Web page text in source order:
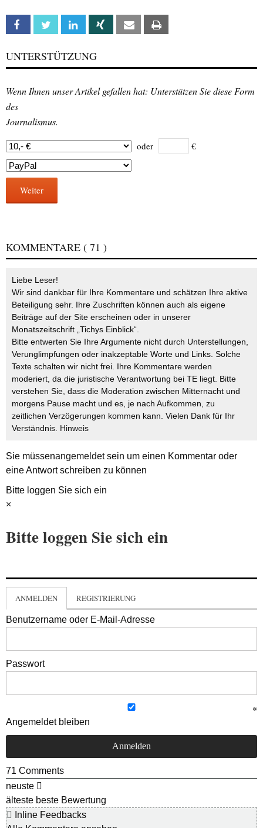
Facebook Twitter Linkedin Xing Email
UNTERSTÜTZUNG
Wenn Ihnen unser Artikel gefallen hat: Unterstützen Sie diese Form
des
Journalismus.
oder €
Weiter
KOMMENTARE ( 71 )
Liebe Leser!
Wir sind dankbar für Ihre Kommentare und schätzen Ihre aktive
Beteiligung sehr. Ihre Zuschriften können auch als eigene
Beiträge auf der Site erscheinen oder in unserer
Monatszeitschrift „Tichys Einblick“.
Bitte entwerten Sie Ihre Argumente nicht durch Unterstellungen,
Verunglimpfungen oder inakzeptable Worte und Links. Solche
Texte schalten wir nicht frei. Ihre Kommentare werden
moderiert, da die juristische Verantwortung bei TE liegt. Bitte
verstehen Sie, dass die Moderation zwischen Mitternacht und
morgens Pause macht und es, je nach Aufkommen, zu
zeitlichen Verzögerungen kommen kann. Vielen Dank für Ihr
Verständnis. Hinweis
Sie müssenangemeldetsein um einen Kommentar oder
eine Antwort schreiben zu können
Bitte loggen Sie sich ein
×
Bitte loggen Sie sich ein
ANMELDEN REGISTRIERUNG
Benutzername oder E-Mail-Adresse
Passwort
Angemeldet bleiben
71 Comments
neuste
älteste beste Bewertung
Inline Feedbacks